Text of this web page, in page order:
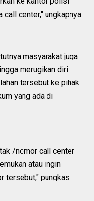
center," ungkapnya.
masyarakat juga
merugikan diri
tersebut ke pihak
yang ada di
/nomor call center
atau ingin
tersebut," pungkas